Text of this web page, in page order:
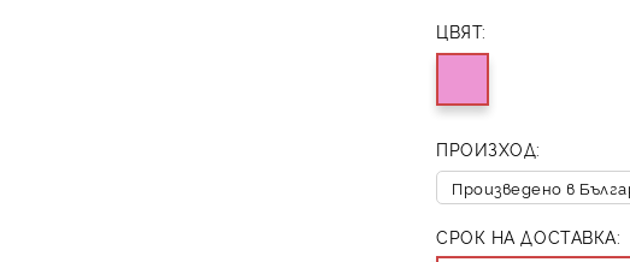
ЦВЯТ:
ПРОИЗХОД:
СРОК НА ДОСТАВКА: